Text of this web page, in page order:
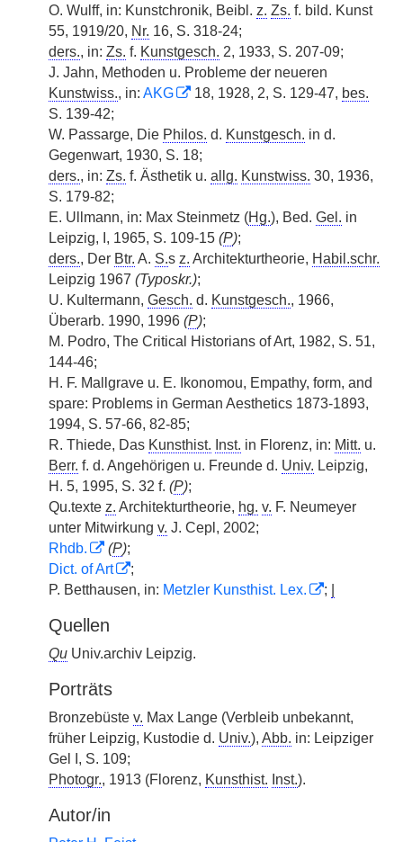
O. Wulff, in: Kunstchronik, Beibl. z. Zs. f. bild. Kunst
55, 1919/20, Nr. 16, S. 318-24;
ders., in: Zs. f. Kunstgesch. 2, 1933, S. 207-09;
J. Jahn, Methoden u. Probleme der neueren
Kunstwiss., in: AKG 18, 1928, 2, S. 129-47, bes.
S. 139-42;
W. Passarge, Die Philos. d. Kunstgesch. in d.
Gegenwart, 1930, S. 18;
ders., in: Zs. f. Ästhetik u. allg. Kunstwiss. 30, 1936,
S. 179-82;
E. Ullmann, in: Max Steinmetz (Hg.), Bed. Gel. in
Leipzig, I, 1965, S. 109-15 (P);
ders., Der Btr. A. S.s z. Architekturtheorie, Habil.schr.
Leipzig 1967 (Typoskr.);
U. Kultermann, Gesch. d. Kunstgesch., 1966,
Überarb. 1990, 1996 (P);
M. Podro, The Critical Historians of Art, 1982, S. 51,
144-46;
H. F. Mallgrave u. E. Ikonomou, Empathy, form, and
spare: Problems in German Aesthetics 1873-1893,
1994, S. 57-66, 82-85;
R. Thiede, Das Kunsthist. Inst. in Florenz, in: Mitt. u.
Berr. f. d. Angehörigen u. Freunde d. Univ. Leipzig,
H. 5, 1995, S. 32 f. (P);
Qu.texte z. Architekturtheorie, hg. v. F. Neumeyer
unter Mitwirkung v. J. Cepl, 2002;
Rhdb.
(P);
Dict. of Art
;
P. Betthausen, in: Metzler Kunsthist. Lex. ;
Quellen
Qu Univ.archiv Leipzig.
Porträts
Bronzebüste v. Max Lange (Verbleib unbekannt,
früher Leipzig, Kustodie d. Univ.), Abb. in: Leipziger
Gel I, S. 109;
Photogr., 1913 (Florenz, Kunsthist. Inst.).
Autor/in